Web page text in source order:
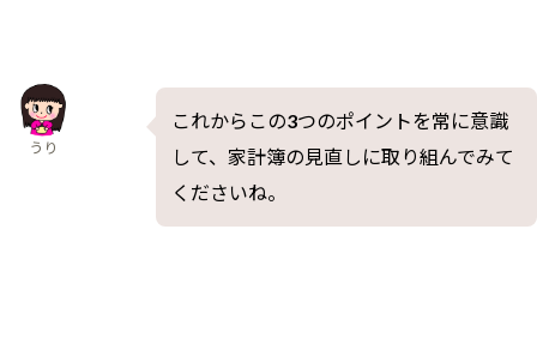
これからこの3つのポイントを常に意識
して、家計簿の見直しに取り組んでみて
くださいね。
うり